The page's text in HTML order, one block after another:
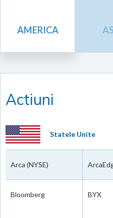
AMERICA
Actiuni
Statele Unite
Arca (NYSE)
Bloomberg BYX